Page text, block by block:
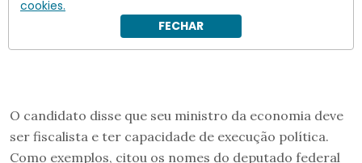
O candidato disse que seu ministro da economia deve
ser fiscalista e ter capacidade de execução política.
Como exemplos, citou os nomes do deputado federal
cookies.
FECHAR